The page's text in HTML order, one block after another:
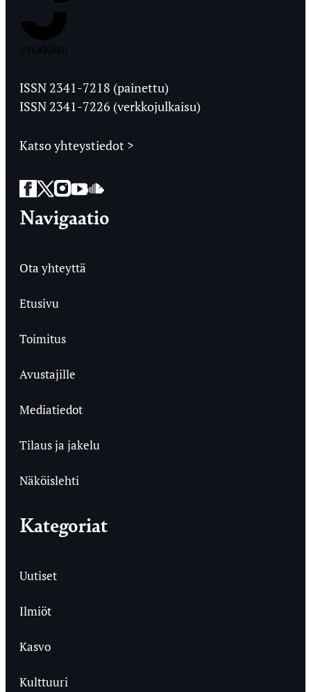
Ylioppilaslehti
ISSN 2341-7218 (painettu)
ISSN 2341-7226 (verkkojulkaisu)
Katso yhteystiedot >
Facebook
Twitter
Instagram
YouTube
SoundCloud
Navigaatio
Ota yhteyttä
Etusivu
Toimitus
Avustajille
Mediatiedot
Tilaus ja jakelu
Näköislehti
Kategoriat
Uutiset
Ilmiöt
Kasvo
Kulttuuri